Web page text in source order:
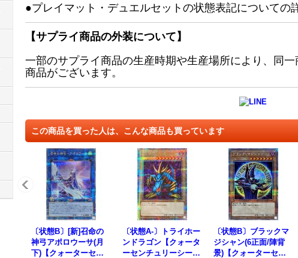
●プレイマット・デュエルセットの状態表記についての
【サプライ商品の外装について】
一部のサプライ商品の生産時期や生産場所により、同
商品がございます。
この商品を買った人は、こんな商品も買っています
〔状態B〕[新]召命の
神弓アポロウーサ(月
下)【クォーターセン
〔状態A-〕トライホー
ンドラゴン【クォータ
ーセンチュリーシーク
〔状態B〕ブラックマ
ジシャン(6正面/陣背
景)【クォーターセン